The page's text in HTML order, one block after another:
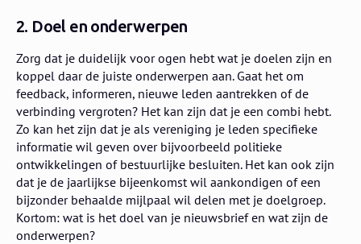
2. Doel en onderwerpen
Zorg dat je duidelijk voor ogen hebt wat je doelen zijn en
koppel daar de juiste onderwerpen aan. Gaat het om
feedback, informeren, nieuwe leden aantrekken of de
verbinding vergroten? Het kan zijn dat je een combi hebt.
Zo kan het zijn dat je als vereniging je leden specifieke
informatie wil geven over bijvoorbeeld politieke
ontwikkelingen of bestuurlijke besluiten. Het kan ook zijn
dat je de jaarlijkse bijeenkomst wil aankondigen of een
bijzonder behaalde mijlpaal wil delen met je doelgroep.
Kortom: wat is het doel van je nieuwsbrief en wat zijn de
onderwerpen?